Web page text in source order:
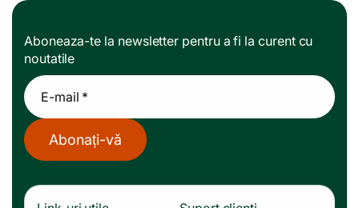
Aboneaza-te la newsletter pentru a fi la curent cu
noutatile
E-mail *
Abonați-vă